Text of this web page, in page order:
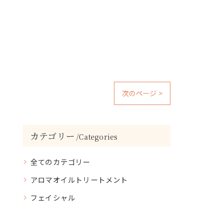
次のページ >
カテゴリー Categories
全てのカテゴリー
アロマオイルトリートメント
フェイシャル